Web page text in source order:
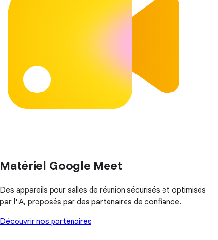
Matériel Google Meet
Des appareils pour salles de réunion sécurisés et optimisés
par l'IA, proposés par des partenaires de confiance.
Découvrir nos partenaires